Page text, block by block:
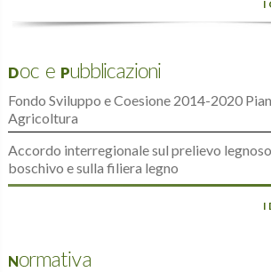
I
Doc e Pubblicazioni
Fondo Sviluppo e Coesione 2014-2020
Agricoltura
Accordo interregionale sul prelievo
boschivo e sulla filiera legno
I
Normativa